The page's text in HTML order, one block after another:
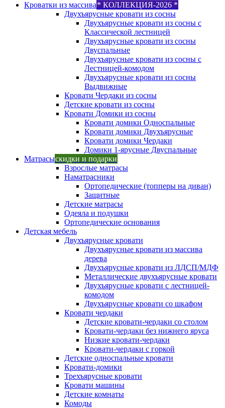
Кроватки из массива* КОЛЛЕКЦИЯ-2026 *
Двухъярусные кровати из сосны
Двухъярусные кровати из сосны с
Классической лестницей
Двухъярусные кровати из сосны
Двуспальные
Двухъярусные кровати из сосны с
Лестницей-комодом
Двухъярусные кровати из сосны
Выдвижные
Кровати Чердаки из сосны
Детские кровати из сосны
Кровати Домики из сосны
Кровати домики Односпальные
Кровати домики Двухъярусные
Кровати домики Чердаки
Домики 1-ярусные Двуспальные
Матрасыскидки и подарки
Взрослые матрасы
Наматрасники
Ортопедические (топперы на диван)
Защитные
Детские матрасы
Одеяла и подушки
Ортопедические основания
Детская мебель
Двухъярусные кровати
Двухъярусные кровати из массива
дерева
Двухъярусные кровати из ЛДСП/МДФ
Металлические двухъярусные кровати
Двухъярусные кровати с лестницей-
комодом
Двухъярусные кровати со шкафом
Кровати чердаки
Детские кровати-чердаки со столом
Кровати-чердаки без нижнего яруса
Низкие кровати-чердаки
Кровати-чердаки с горкой
Детские односпальные кровати
Кровати-домики
Трехъярусные кровати
Кровати машины
Детские комнаты
Комоды